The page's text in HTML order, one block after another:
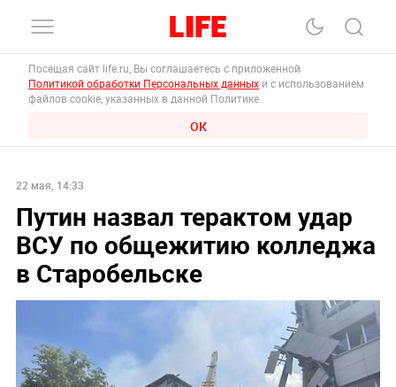
Посещая сайт life.ru, Вы соглашаетесь с приложенной
Политикой обработки Персональных данных и с использованием
файлов cookie, указанных в данной Политике.
ОК
22 мая, 14:33
Путин назвал терактом удар
ВСУ по общежитию колледжа
в Старобельске